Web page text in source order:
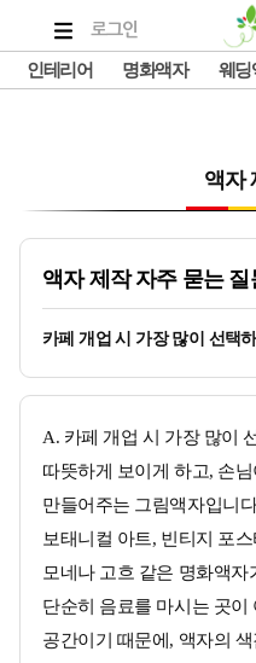
로그인
인테리어 명화액자 웨딩
액자
액자 제작 자주 묻는 질
카페 개업 시 가장 많이 선택
A. 카페 개업 시 가장 많이
따뜻하게 보이게 하고, 손
만들어주는 그림액자입니
보태니컬 아트, 빈티지 포
모네나 고흐 같은 명화액
단순히 음료를 마시는 곳이
공간이기 때문에, 액자의